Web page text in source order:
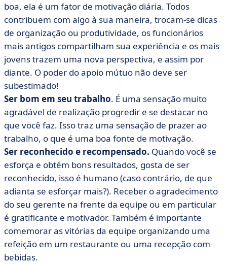
boa, ela é um fator de motivação diária. Todos
contribuem com algo à sua maneira, trocam-se dicas
de organização ou produtividade, os funcionários
mais antigos compartilham sua experiência e os mais
jovens trazem uma nova perspectiva, e assim por
diante. O poder do apoio mútuo não deve ser
subestimado!
Ser bom em seu trabalho. É uma sensação muito
agradável de realização progredir e se destacar no
que você faz. Isso traz uma sensação de prazer ao
trabalho, o que é uma boa fonte de motivação.
Ser reconhecido e recompensado. Quando você se
esforça e obtém bons resultados, gosta de ser
reconhecido, isso é humano (caso contrário, de que
adianta se esforçar mais?). Receber o agradecimento
do seu gerente na frente da equipe ou em particular
é gratificante e motivador. Também é importante
comemorar as vitórias da equipe organizando uma
refeição em um restaurante ou uma recepção com
bebidas.